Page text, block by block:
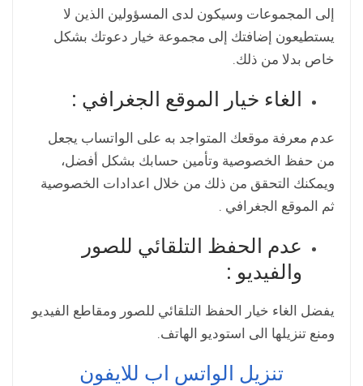
إلى المجموعات وسيكون لدى المسؤولين الذين لا
يستطيعون إضافتك إلى مجموعة خيار دعوتك بشكل
خاص بدلا من ذلك.
الغاء خيار الموقع الجغرافي :
عدم معرفة موقعك المتواجد به على الواتساب يجعل
من حفظ الخصوصية وتأمين حسابك بشكل أفضل،
ويمكنك التحقق من ذلك من خلال اعدادات الخصوصية
ثم الموقع الجغرافي .
عدم الحفظ التلقائي للصور
والفيديو :
يفضل الغاء خيار الحفظ التلقائي للصور ومقاطع الفيديو
ومنع تنزيلها الى استوديو الهاتف.
تنزيل الواتس اب للايفون